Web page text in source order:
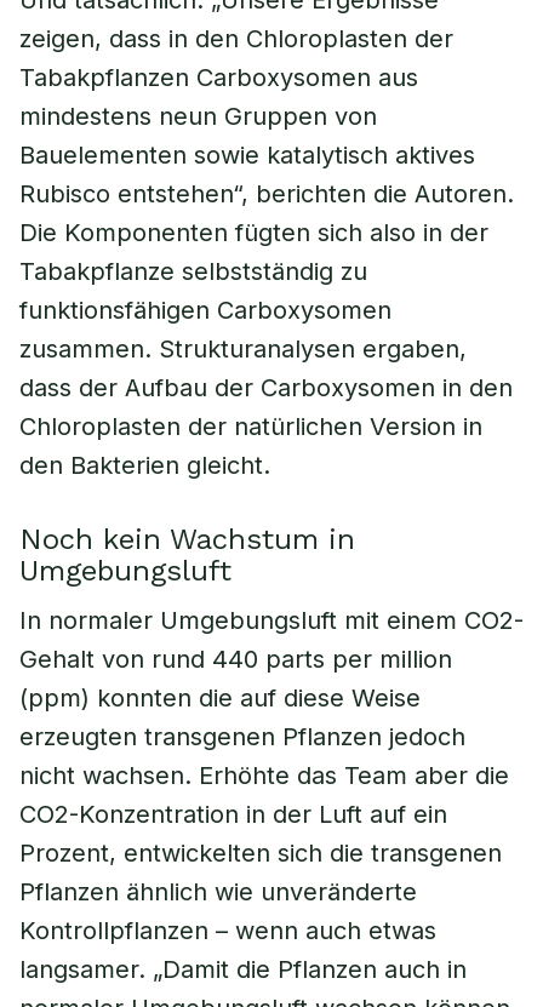
zeigen, dass in den Chloroplasten der
Tabakpflanzen Carboxysomen aus
mindestens neun Gruppen von
Bauelementen sowie katalytisch aktives
Rubisco entstehen“, berichten die Autoren.
Die Komponenten fügten sich also in der
Tabakpflanze selbstständig zu
funktionsfähigen Carboxysomen
zusammen. Strukturanalysen ergaben,
dass der Aufbau der Carboxysomen in den
Chloroplasten der natürlichen Version in
den Bakterien gleicht.
Noch kein Wachstum in
Umgebungsluft
In normaler Umgebungsluft mit einem CO2-
Gehalt von rund 440 parts per million
(ppm) konnten die auf diese Weise
erzeugten transgenen Pflanzen jedoch
nicht wachsen. Erhöhte das Team aber die
CO2-Konzentration in der Luft auf ein
Prozent, entwickelten sich die transgenen
Pflanzen ähnlich wie unveränderte
Kontrollpflanzen – wenn auch etwas
langsamer. „Damit die Pflanzen auch in